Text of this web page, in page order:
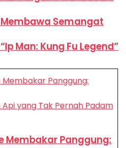
Semangat
Man: Kung Fu Legend”
Membakar Panggung: